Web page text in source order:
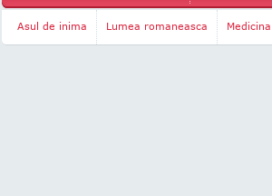
Asul de inima Lumea romaneasca